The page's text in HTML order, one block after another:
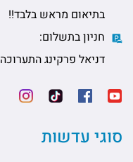
בתיאום מראש בלבד!!
חניון בתשלום:
דניאל פרקינג התערוכה 3
סוגי עדשות